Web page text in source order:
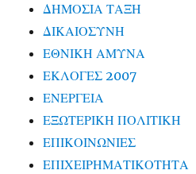
ΔΗΜΟΣΙΑ ΤΑΞΗ
ΔΙΚΑΙΟΣΥΝΗ
ΕΘΝΙΚΗ ΑΜΥΝΑ
ΕΚΛΟΓΕΣ 2007
ΕΝΕΡΓΕΙΑ
ΕΞΩΤΕΡΙΚΗ ΠΟΛΙΤΙΚΗ
ΕΠΙΚΟΙΝΩΝΙΕΣ
ΕΠΙΧΕΙΡΗΜΑΤΙΚΟΤΗΤΑ